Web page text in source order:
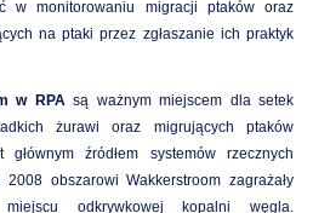
w monitorowaniu migracji ptaków oraz
na ptaki przez zgłaszanie ich praktyk
w RPAsą ważnym miejscem dla setek
żurawi oraz migrujących ptaków
źródłem systemów rzecznych
obszarowi Wakkerstroom zagrażały
odkrywkowej kopalni węgla.